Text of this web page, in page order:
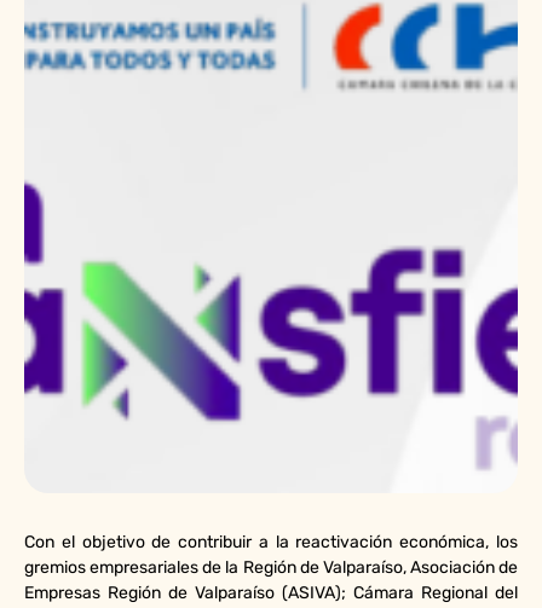
Con el objetivo de contribuir a la reactivación económica, los
gremios empresariales de la Región de Valparaíso, Asociación de
Empresas Región de Valparaíso (ASIVA); Cámara Regional del